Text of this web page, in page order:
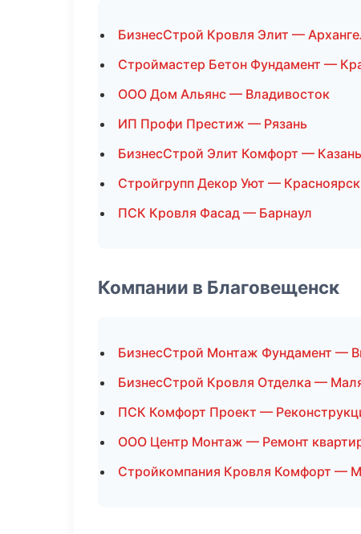
БизнесСтрой Кровля Элит —
Строймастер Бетон Фундамент —
ООО Дом Альянс — Владивосток
ИП Профи Престиж — Рязань
БизнесСтрой Элит Комфорт — Казань
Стройгрупп Декор Уют — Красноярск
ПСК Кровля Фасад — Барнаул
Компании в Благовещенск
БизнесСтрой Монтаж Фундамент —
БизнесСтрой Кровля Отделка —
ПСК Комфорт Проект —
ООО Центр Монтаж — Ремонт
Стройкомпания Кровля Комфорт —